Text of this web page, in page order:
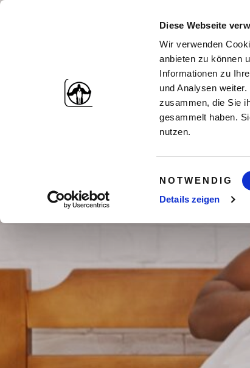
Diese Webseite
Wir verwenden
anbieten zu können
Informationen zu
und Analysen
zusammen, die Sie
gesammelt haben.
nutzen.
Einwilligungsauswahl
NOTWENDIG
Details zeigen